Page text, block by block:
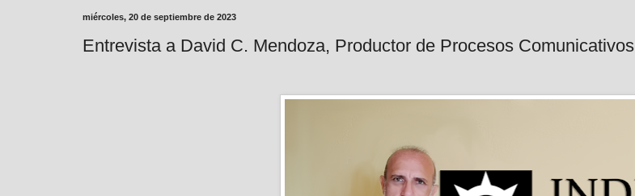
miércoles, 20 de septiembre de 2023
Entrevista a David C. Mendoza, Productor de Procesos Comunicativos